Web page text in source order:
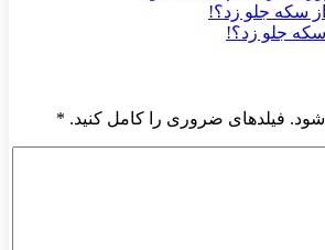
جلو زد؟!
فیلدهای ضروری را کامل کنید. *